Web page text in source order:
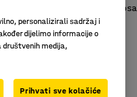
Savršen za sastanke,
Za većinu prostora
Boja površine ploče
865,00 KM
personalizirali sadržaj i
dijelimo informacije o
medija,
Prihvati sve kolačiće